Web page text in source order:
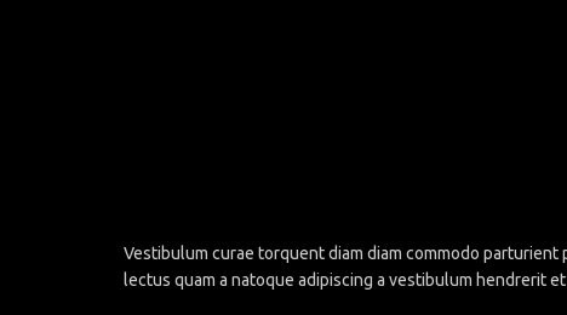
Vestibulum curae torquent diam diam commodo
lectus quam a natoque adipiscing a vestibulum hendrerit